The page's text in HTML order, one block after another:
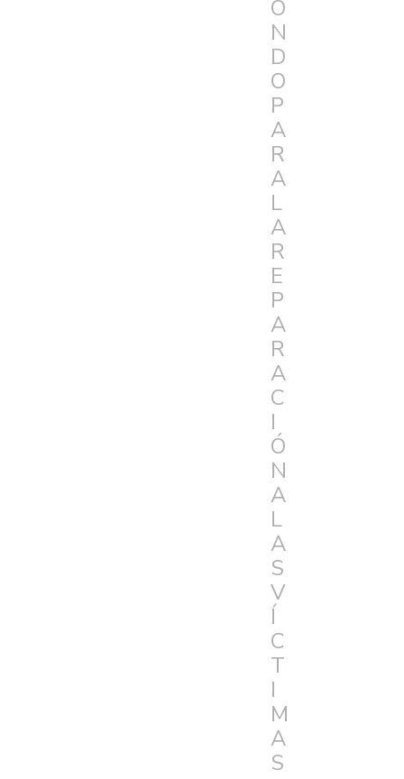
O
N
D
O
P
A
R
A
L
A
R
E
P
A
R
A
C
I
Ó
N
A
L
A
S
V
Í
C
T
I
M
A
S